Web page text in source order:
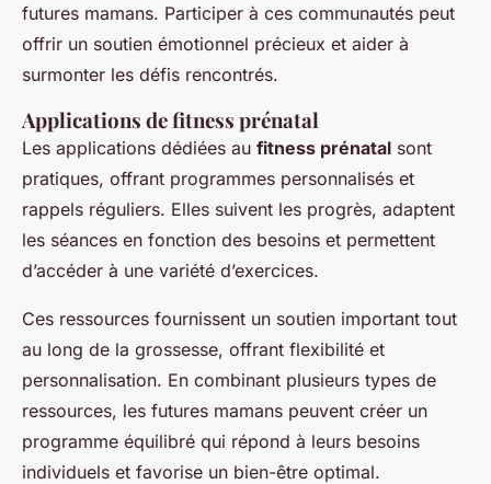
futures mamans. Participer à ces communautés peut
offrir un soutien émotionnel précieux et aider à
surmonter les défis rencontrés.
Applications de fitness prénatal
Les applications dédiées au fitness prénatal sont
pratiques, offrant programmes personnalisés et
rappels réguliers. Elles suivent les progrès, adaptent
les séances en fonction des besoins et permettent
d’accéder à une variété d’exercices.
Ces ressources fournissent un soutien important tout
au long de la grossesse, offrant flexibilité et
personnalisation. En combinant plusieurs types de
ressources, les futures mamans peuvent créer un
programme équilibré qui répond à leurs besoins
individuels et favorise un bien-être optimal.